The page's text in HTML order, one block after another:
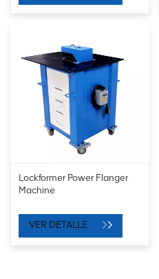
Lockformer Power Flanger
Machine
VER DETALLE